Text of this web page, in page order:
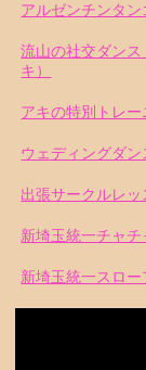
アルゼンチンタン
流山の社交ダン
キ）
アキの特別トレー
ウェディングダン
出張サークルレッ
新埼玉統一チャチ
新埼玉統一スロ